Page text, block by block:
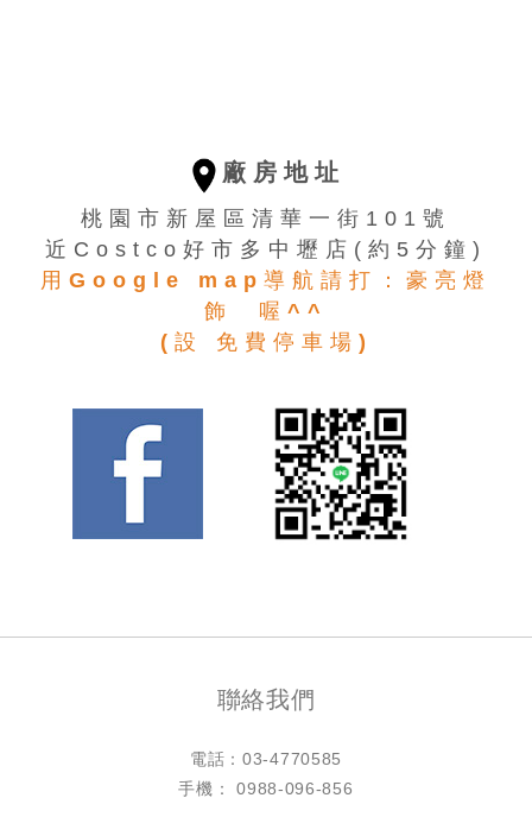
廠房地址
桃園市新屋區清華一街101號
近Costco好市多中壢店(約5分鐘)
用Google map導航請打：豪亮燈
飾 喔^^
(設 免費停車場)
聯絡我們
電話：03-4770585
手機： 0988-096-856